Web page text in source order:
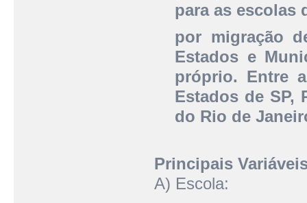
para as escolas
por migração
Estados e
próprio. Entre
Estados de SP,
do Rio de
Principais
A) Escola: